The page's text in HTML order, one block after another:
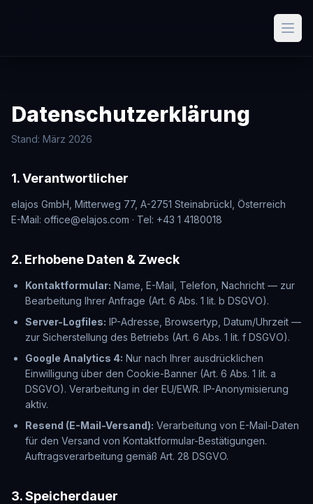
Datenschutzerklärung
Stand: März 2026
1.Verantwortlicher
elajos GmbH, Mitterweg 77, A-2751 Steinabrückl, Österreich
E-Mail: office@elajos.com · Tel: +43 1 4180018
2. Erhobene Daten & Zweck
Kontaktformular: Name, E-Mail, Telefon, Nachricht — zur
Bearbeitung Ihrer Anfrage (Art. 6 Abs. 1 lit. b DSGVO).
Server-Logfiles: IP-Adresse, Browsertyp, Datum/Uhrzeit —
zur Sicherstellung des Betriebs (Art. 6 Abs. 1 lit. f DSGVO).
Google Analytics 4: Nur nach Ihrer ausdrücklichen
Einwilligung über den Cookie-Banner (Art. 6 Abs. 1 lit. a
DSGVO). Verarbeitung in der EU/EWR. IP-Anonymisierung
aktiv.
Resend (E-Mail-Versand): Verarbeitung von E-Mail-Daten
für den Versand von Kontaktformular-Bestätigungen.
Auftragsverarbeitung gemäß Art. 28 DSGVO.
3.Speicherdauer